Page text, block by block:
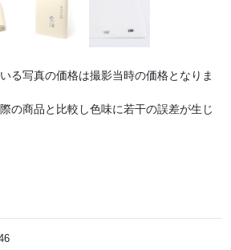
る写真の価格は撮影当時の価格となりま
の商品と比較し色味に若干の誤差が生じ